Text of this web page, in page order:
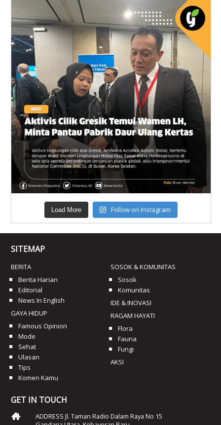
Load More Follow on Instagram
SITEMAP
BERITA
Berita Harian
Editorial
News In English
GAYA HIDUP
Famous Opinion
Mode
Sehat
Ulasan
Tips
Komen Kamu
SOSOK & KOMUNITAS
Sosok
Komunitas
IDE & INOVASI
RAGAM HAYATI
Flora
Fauna
Fungi
AKSI
GET IN TOUCH
ADDRESS Jl. Taman Radio Dalam Raya No 15